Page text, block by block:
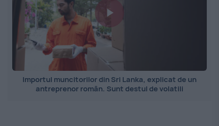
Importul muncitorilor din Sri Lanka, explicat de un
antreprenor român. Sunt destul de volatili